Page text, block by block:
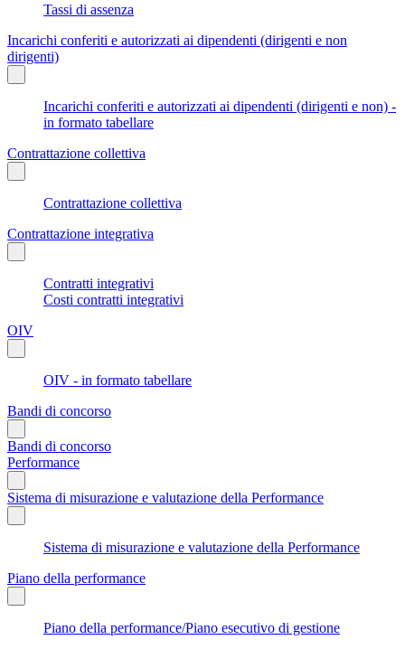
Tassi di assenza
Incarichi conferiti e autorizzati ai dipendenti (dirigenti e non
dirigenti)
Incarichi conferiti e autorizzati ai dipendenti (dirigenti e non) -
in formato tabellare
Contrattazione collettiva
Contrattazione collettiva
Contrattazione integrativa
Contratti integrativi
Costi contratti integrativi
OIV
OIV - in formato tabellare
Bandi di concorso
Bandi di concorso
Performance
Sistema di misurazione e valutazione della Performance
Sistema di misurazione e valutazione della Performance
Piano della performance
Piano della performance/Piano esecutivo di gestione